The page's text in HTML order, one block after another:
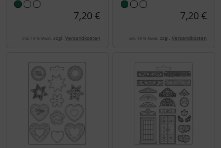
7,20 €
inkl. 19 % MwSt. zzgl. Versandkosten
7,20 €
inkl. 19 % MwSt. zzgl. Versandkosten